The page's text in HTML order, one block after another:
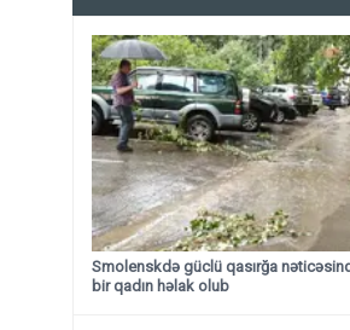
Smolenskdə güclü qasırğa
bir qadın həlak olub